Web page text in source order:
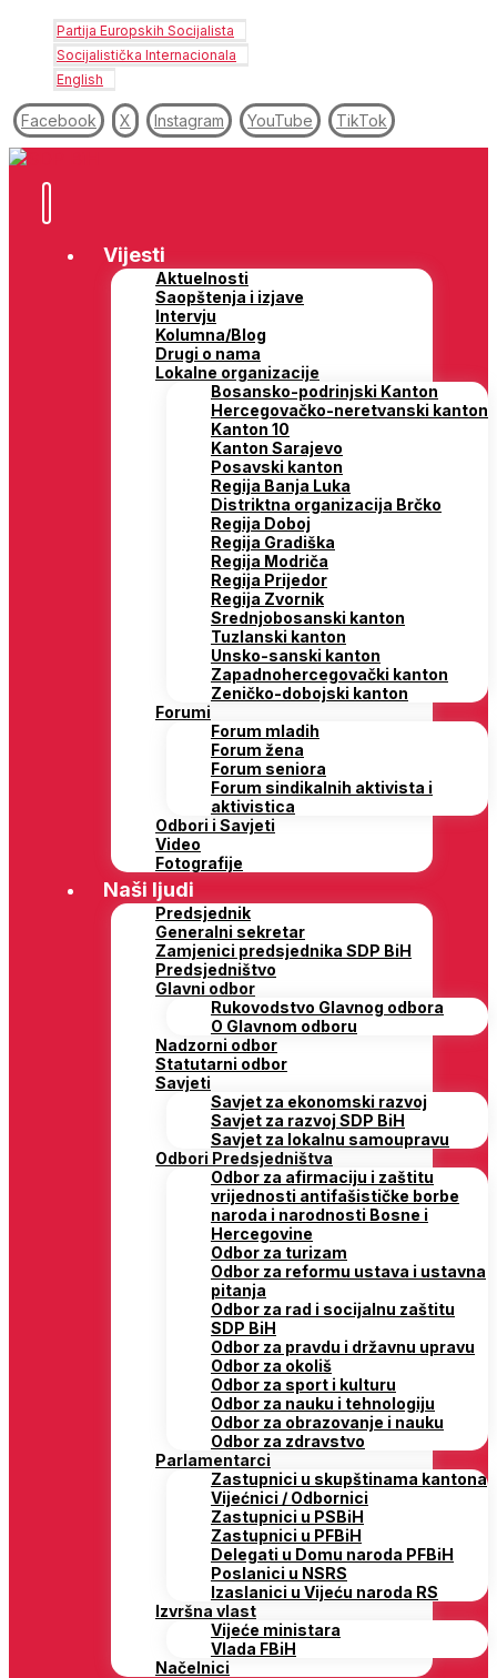
Partija Europskih Socijalista
Socijalistička Internacionala
English
Facebook X Instagram YouTube TikTok
Vijesti
Aktuelnosti
Saopštenja i izjave
Intervju
Kolumna/Blog
Drugi o nama
Lokalne organizacije
Bosansko-podrinjski Kanton
Hercegovačko-neretvanski kanton
Kanton 10
Kanton Sarajevo
Posavski kanton
Regija Banja Luka
Distriktna organizacija Brčko
Regija Doboj
Regija Gradiška
Regija Modriča
Regija Prijedor
Regija Zvornik
Srednjobosanski kanton
Tuzlanski kanton
Unsko-sanski kanton
Zapadnohercegovački kanton
Zeničko-dobojski kanton
Forumi
Forum mladih
Forum žena
Forum seniora
Forum sindikalnih aktivista i
aktivistica
Odbori i Savjeti
Video
Fotografije
Naši ljudi
Predsjednik
Generalni sekretar
Zamjenici predsjednika SDP BiH
Predsjedništvo
Glavni odbor
Rukovodstvo Glavnog odbora
O Glavnom odboru
Nadzorni odbor
Statutarni odbor
Savjeti
Savjet za ekonomski razvoj
Savjet za razvoj SDP BiH
Savjet za lokalnu samoupravu
Odbori Predsjedništva
Odbor za afirmaciju i zaštitu
vrijednosti antifašističke borbe
naroda i narodnosti Bosne i
Hercegovine
Odbor za turizam
Odbor za reformu ustava i ustavna
pitanja
Odbor za rad i socijalnu zaštitu
SDP BiH
Odbor za pravdu i državnu upravu
Odbor za okoliš
Odbor za sport i kulturu
Odbor za nauku i tehnologiju
Odbor za obrazovanje i nauku
Odbor za zdravstvo
Parlamentarci
Zastupnici u skupštinama kantona
Vijećnici / Odbornici
Zastupnici u PSBiH
Zastupnici u PFBiH
Delegati u Domu naroda PFBiH
Poslanici u NSRS
Izaslanici u Vijeću naroda RS
Izvršna vlast
Vijeće ministara
Vlada FBiH
Načelnici